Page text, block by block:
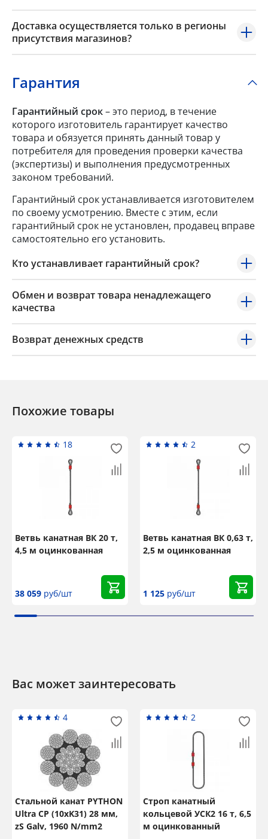
Доставка осуществляется только в регионы
присутствия магазинов?
Гарантия
Гарантийный срок– это период, в течение
которого изготовитель гарантирует качество
товара и обязуется принять данный товар у
потребителя для проведения проверки качества
(экспертизы) и выполнения предусмотренных
законом требований.
Гарантийный срок устанавливается изготовителем
по своему усмотрению. Вместе с этим, если
гарантийный срок не установлен, продавец вправе
самостоятельно его установить.
Кто устанавливает гарантийный срок?
Обмен и возврат товара ненадлежащего
качества
Возврат денежных средств
Похожие товары
18
Ветвь канатная ВК 20 т,
4,5 м оцинкованная
38 059 руб/шт
2
Ветвь канатная ВК 0,63 т,
2,5 м оцинкованная
1 125 руб/шт
Вас может заинтересовать
4
Стальной канат PYTHON
Ultra CP (10xK31) 28 мм,
zS Galv, 1960 N/mm2
2
Строп канатный
кольцевой УСК2 16 т, 6,5
м оцинкованный